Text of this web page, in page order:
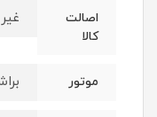
اصالت
کالا
موتور